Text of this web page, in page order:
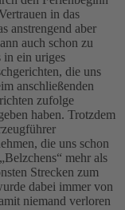
in das
anstrengend aber
auch schon zu
in ein uriges
die uns
anschließenden
zufolge
haben. Trotzdem
die uns schon
mehr als
Strecken zum
dabei immer von
niemand verloren